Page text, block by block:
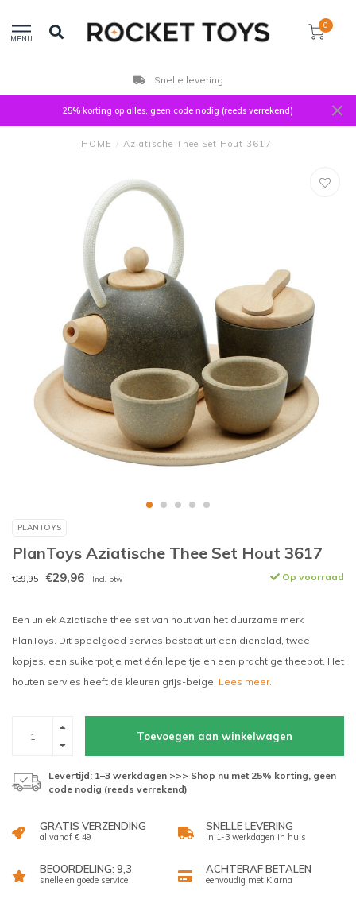
MENU
0
Snelle levering
25% korting op alles, geen code nodig (reeds verrekend)
HOME / Aziatische Thee Set Hout 3617
PLANTOYS
PlanToys Aziatische Thee Set Hout 3617
€39,95 €29,96 Incl. btw Op voorraad
Een uniek Aziatische thee set van hout van het duurzame merk
PlanToys. Dit speelgoed servies bestaat uit een dienblad, twee
kopjes, een suikerpotje met één lepeltje en een prachtige theepot. Het
houten servies heeft de kleuren grijs-beige. Lees meer..
Toevoegen aan winkelwagen
Levertijd: 1–3 werkdagen >>> Shop nu met 25% korting, geen
code nodig (reeds verrekend)
GRATIS VERZENDING
al vanaf € 49
SNELLE LEVERING
in 1-3 werkdagen in huis
BEOORDELING: 9,3
snelle en goede service
ACHTERAF BETALEN
eenvoudig met Klarna